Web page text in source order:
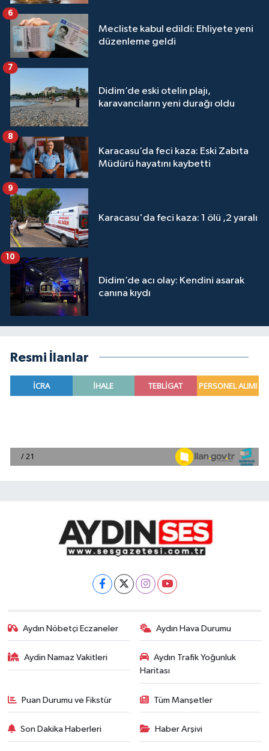
Mecliste kabul edildi: Ehliyete yeni
düzenleme geldi
6
Didim’de eski otelin plajı,
karavancıların yeni durağı oldu
7
Karacasu’da feci kaza: Eski Zabıta
Müdürü hayatını kaybetti
8
Karacasu'da feci kaza: 1 ölü ,2 yaralı
9
Didim’de acı olay: Kendini asarak
canına kıydı
10
Resmi İlanlar
Aydın Nöbetçi Eczaneler Aydın Hava Durumu
Aydin Namaz Vakitleri
Aydın Trafik Yoğunluk
Haritası
Puan Durumu ve Fikstür Tüm Manşetler
Son Dakika Haberleri Haber Arşivi